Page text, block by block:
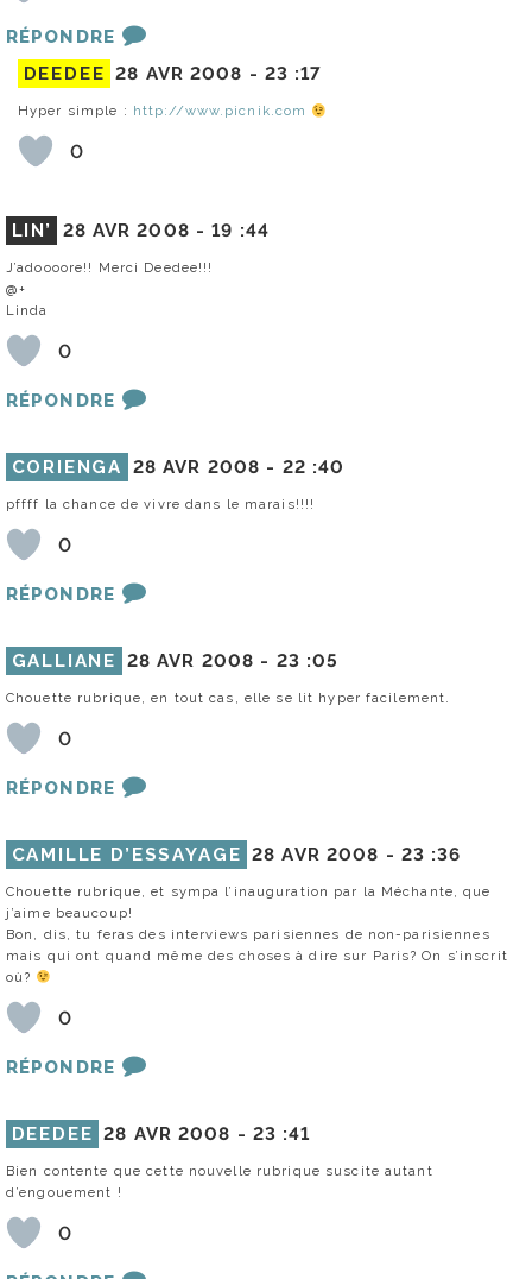
RÉPONDRE
DEEDEE 28 AVR 2008 - 23 :17
Hyper simple : http://www.picnik.com
0
LIN’ 28 AVR 2008 -19 :44
J’adoooore!! Merci Deedee!!!
@+
Linda
0
RÉPONDRE
CORIENGA 28 AVR 2008 - 22 :40
pffff la chance de vivre dans le marais!!!!
0
RÉPONDRE
GALLIANE 28 AVR 2008 - 23 :05
Chouette rubrique, en tout cas, elle se lit hyper facilement.
0
RÉPONDRE
CAMILLE D’ESSAYAGE 28 AVR 2008 - 23 :36
Chouette rubrique, et sympa l’inauguration par la Méchante, que
j’aime beaucoup!
Bon, dis, tu feras des interviews parisiennes de non-parisiennes
mais qui ont quand même des choses à dire sur Paris? On s’inscrit
où?
0
RÉPONDRE
DEEDEE 28 AVR 2008 - 23 :41
Bien contente que cette nouvelle rubrique suscite autant
d’engouement !
0